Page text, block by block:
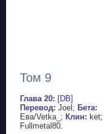
Том 9
Глава 20: [DB]
Перевод: Joel; Бета:
Ева/Vetka_; Клин: ket;
Fullmetal80.